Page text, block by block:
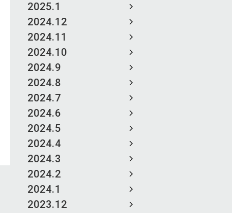
2025.1
2024.12
2024.11
2024.10
2024.9
2024.8
2024.7
2024.6
2024.5
2024.4
2024.3
2024.2
2024.1
2023.12